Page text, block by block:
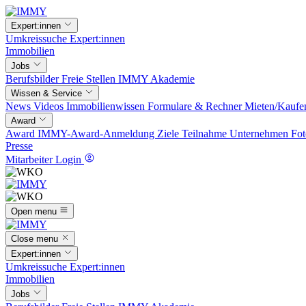
Expert:innen
Umkreissuche Expert:innen
Immobilien
Jobs
BerufsbilderFreie Stellen IMMY Akademie
Wissen & Service
News Videos Immobilienwissen Formulare & RechnerMieten/
Award
Award IMMY-Award-Anmeldung Ziele Teilnahme Unternehmen
Presse
Mitarbeiter Login
Open menu
Close menu
Expert:innen
Umkreissuche Expert:innen
Immobilien
Jobs